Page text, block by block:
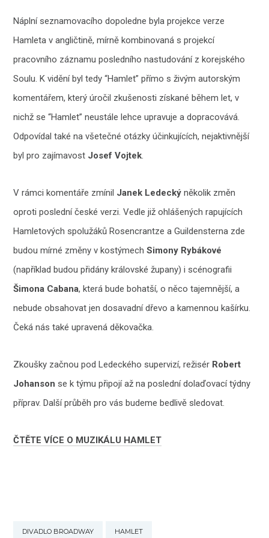
Náplní seznamovacího dopoledne byla projekce verze
Hamleta v angličtině, mírně kombinovaná s projekcí
pracovního záznamu posledního nastudování z korejského
Soulu. K vidění byl tedy “Hamlet” přímo s živým autorským
komentářem, který úročil zkušenosti získané během let, v
nichž se “Hamlet” neustále lehce upravuje a dopracovává.
Odpovídal také na všetečné otázky účinkujících, nejaktivnější
byl pro zajímavost Josef Vojtek.
V rámci komentáře zmínil Janek Ledecký několik změn
oproti poslední české verzi. Vedle již ohlášených rapujících
Hamletových spolužáků Rosencrantze a Guildensterna zde
budou mírné změny v kostýmechSimony Rybákové
(například budou přidány královské župany) i scénografii
Šimona Cabana, která bude bohatší, o něco tajemnější, a
nebude obsahovat jen dosavadní dřevo a kamennou kašírku.
Čeká nás také upravená děkovačka.
Zkoušky začnou pod Ledeckého supervizí, režisér Robert
Johanson se k týmu připojí až na poslední dolaďovací týdny
příprav. Další průběh pro vás budeme bedlivě sledovat.
ČTĚTE VÍCE O MUZIKÁLU HAMLET
DIVADLO BROADWAY HAMLET